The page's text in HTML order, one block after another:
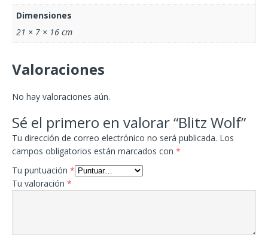
Dimensiones
21 × 7 × 16 cm
Valoraciones
No hay valoraciones aún.
Sé el primero en valorar “Blitz Wolf”
Tu dirección de correo electrónico no será publicada. Los
campos obligatorios están marcados con *
Tu puntuación *
Tu valoración *